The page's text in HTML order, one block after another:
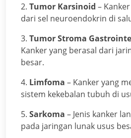
2. Tumor Karsinoid –
dari sel neuroendokrin di
3. Tumor Stroma
Kanker yang berasal dari
besar.
4. Limfoma – Kanker yang
sistem kekebalan tubuh di
5. Sarkoma – Jenis kanker
pada jaringan lunak usus